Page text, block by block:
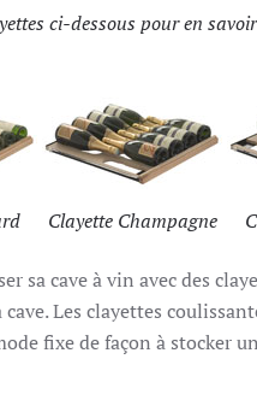
ci-dessous pour en
Clayette Champagne
sa cave à vin avec des
Les clayettes
fixe de façon à stocker